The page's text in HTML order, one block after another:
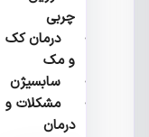
چربی
درمان کک
و مک
سابسیژن
مشکلات و
درمان